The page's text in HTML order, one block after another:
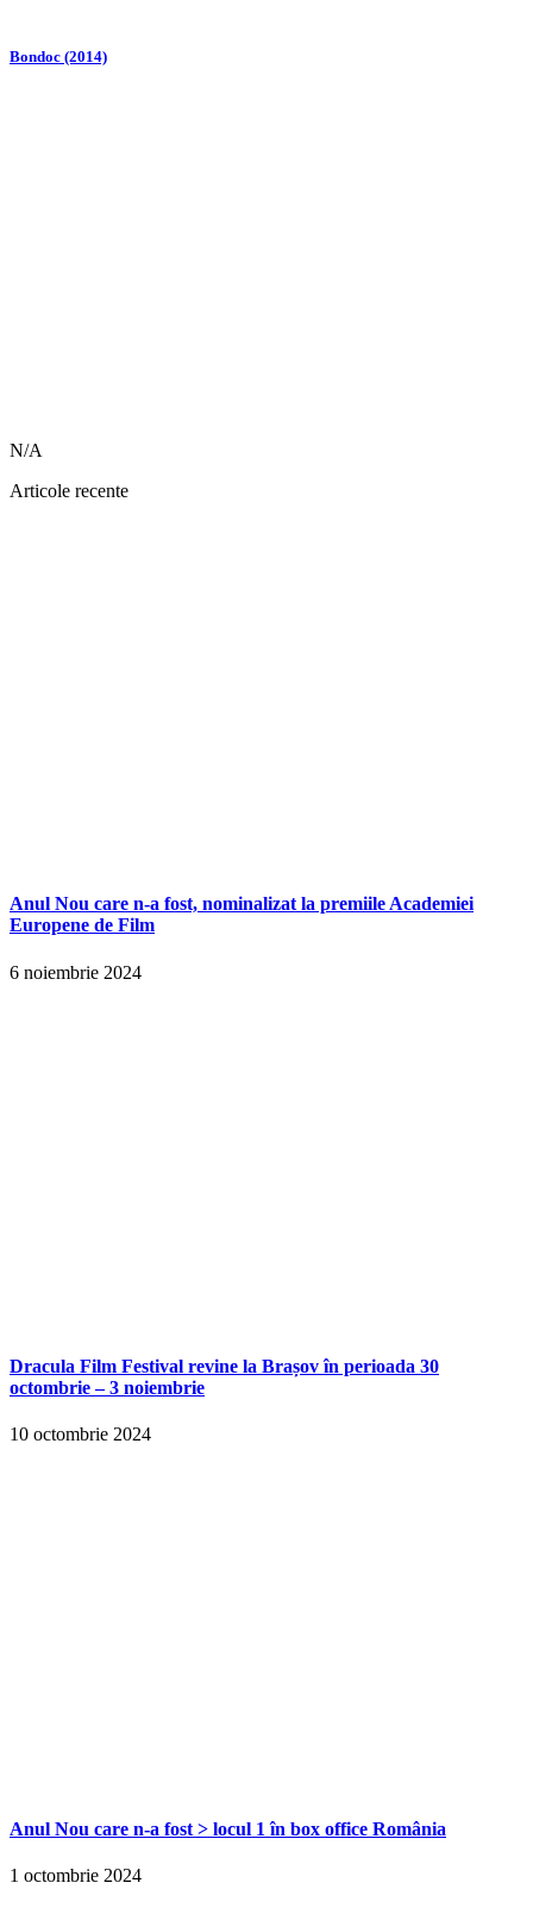
Bondoc (2014)
N/A
Articole recente
Anul Nou care n-a fost, nominalizat la premiile Academiei
Europene de Film
6 noiembrie 2024
Dracula Film Festival revine la Brașov în perioada 30
octombrie – 3 noiembrie
10 octombrie 2024
Anul Nou care n-a fost > locul 1 în box office România
1 octombrie 2024